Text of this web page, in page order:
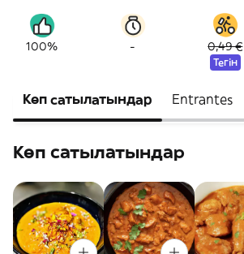
100% - 0,49 €
Тегін
Көп сатылатындар Entrantes
Көп сатылатындар